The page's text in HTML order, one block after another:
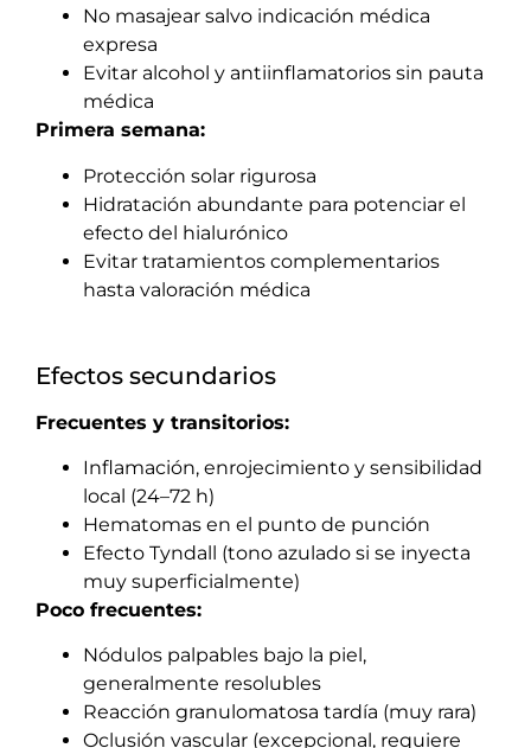
No masajear salvo indicación médica
expresa
Evitar alcohol y antiinflamatorios sin pauta
médica
Primera semana:
Protección solar rigurosa
Hidratación abundante para potenciar el
efecto del hialurónico
Evitar tratamientos complementarios
hasta valoración médica
Efectos secundarios
Frecuentes y transitorios:
Inflamación, enrojecimiento y sensibilidad
local (24–72 h)
Hematomas en el punto de punción
Efecto Tyndall (tono azulado si se inyecta
muy superficialmente)
Poco frecuentes:
Nódulos palpables bajo la piel,
generalmente resolubles
Reacción granulomatosa tardía (muy rara)
Oclusión vascular (excepcional, requiere